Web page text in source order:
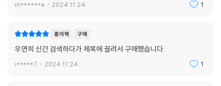
m******e 2024.11.24. 1
종이책 구매
우연히 신간 검색하다가 제목에 끌려서 구매했습니다.
i*****7 2024.11.24. 1